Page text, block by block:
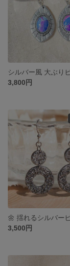
3,800円
3,500円